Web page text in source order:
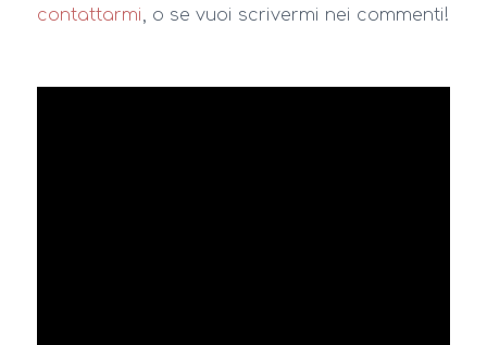
contattarmi , o se vuoi scrivermi nei commenti!